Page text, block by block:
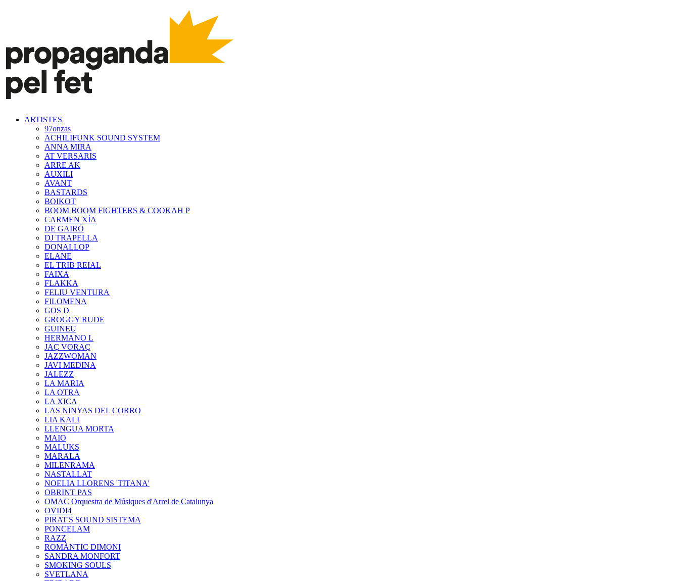
ARTISTES
97onzas
ACHILIFUNK SOUND SYSTEM
ANNA MIRA
AT VERSARIS
ARRE AK
AUXILI
AVANT
BASTARDS
BOIKOT
BOOM BOOM FIGHTERS & COOKAH P
CARMEN XÍA
DE GAIRÓ
DJ TRAPELLA
DONALLOP
ELANE
EL TRIB REIAL
FAIXA
FLAKKA
FELIU VENTURA
FILOMENA
GOS D
GROGGY RUDE
GUINEU
HERMANO L
JAÇ VORAÇ
JAZZWOMAN
JAVI MEDINA
JALEZZ
LA MARIA
LA OTRA
LA XICA
LAS NINYAS DEL CORRO
LIA KALI
LLENGUA MORTA
MAIO
MALUKS
MARALA
MILENRAMA
NASTALLAT
NOELIA LLORENS 'TITANA'
OBRINT PAS
OMAC Orquestra de Músiques d'Arrel de Catalunya
OVIDI4
PIRAT'S SOUND SISTEMA
PONCELAM
RAZZ
ROMÀNTIC DIMONI
SANDRA MONFORT
SMOKING SOULS
SVETLANA